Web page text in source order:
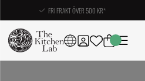
FRI FRAKT ÖVER 500 KR*